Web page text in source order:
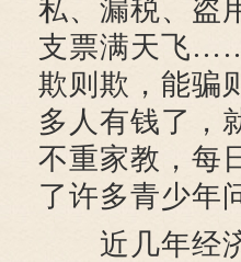
私、漏税、盗
支票满天飞
欺则欺，能骗
多人有钱了，
不重家教，每
了许多青少年
近几年经济